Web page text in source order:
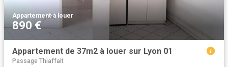
Appartement·à louer
890 €
Appartement de 37m2 à louer sur Lyon 01
Passage Thiaffait